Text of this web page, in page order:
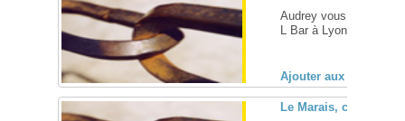
Audrey vous accueille
L Bar à Lyon (Rhône,
Ajouter aux favoris
Le Marais, club